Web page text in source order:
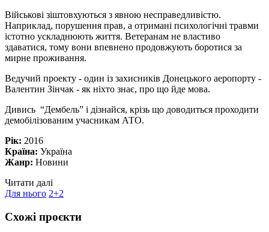
Військові зіштовхуються з явною несправедливістю.
Наприклад, порушення прав, а отримані психологічні травми
істотно ускладнюють життя. Ветеранам не властиво
здаватися, тому вони впевнено продовжують боротися за
мирне проживання.
Ведучий проекту - один із захисників Донецького аеропорту -
Валентин Зінчак - як ніхто знає, про що йде мова.
Дивись “Дембель” і дізнайся, крізь що доводиться проходити
демобілізованим учасникам АТО.
Рік: 2016
Країна: Україна
Жанр: Новини
Читати далі
Для нього 2+2
Схожі проєкти